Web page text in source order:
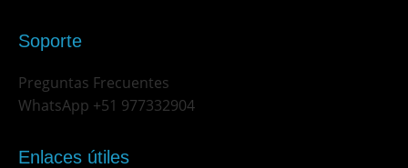
Soporte
Preguntas Frecuentes
WhatsApp +51 977332904
Enlaces útiles